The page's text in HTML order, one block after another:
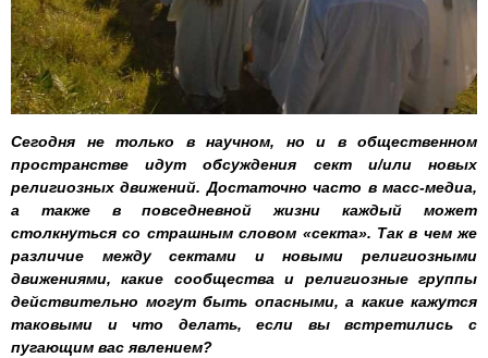
Сегодня не только в научном, но и в общественном
пространстве идут обсуждения сект и/или новых
религиозных движений. Достаточно часто в масс-медиа,
а также в повседневной жизни каждый может
столкнуться со страшным словом «секта». Так в чем же
различие между сектами и новыми религиозными
движениями, какие сообщества и религиозные группы
действительно могут быть опасными, а какие кажутся
таковыми и что делать, если вы встретились с
пугающим вас явлением?